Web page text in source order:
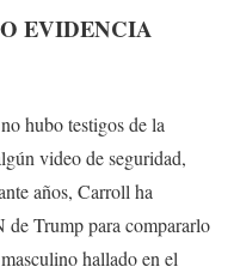
EVIDENCIA
hubo testigos de la
video de seguridad,
años, Carroll ha
Trump para compararlo
hallado en el